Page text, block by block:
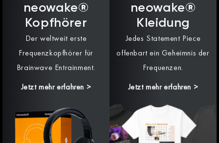
neowake®
Kopfhörer
Der weltweit erste
Frequenzkopfhörer für
Brainwave Entrainment.
Jetzt mehr erfahren >
neowake®
Kleidung
Jedes Statement Piece
offenbart ein Geheimnis der
Frequenzen.
Jetzt mehr erfahren >